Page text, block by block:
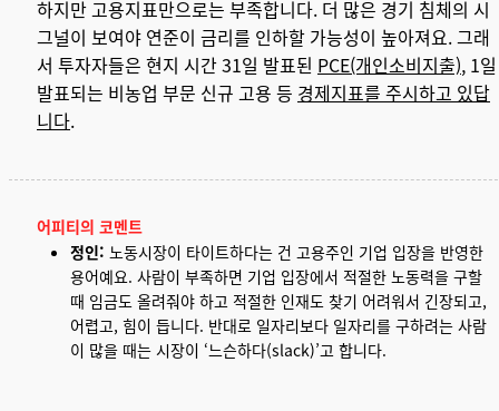
하지만 고용지표만으로는 부족합니다. 더 많은 경기 침체의 시
그널이 보여야 연준이 금리를 인하할 가능성이 높아져요. 그래
서 투자자들은 현지 시간 31일 발표된 PCE(개인소비지출), 1일
발표되는 비농업 부문 신규 고용 등 경제지표를 주시하고 있답
니다.
어피티의 코멘트
정인: 노동시장이 타이트하다는 건 고용주인 기업 입장을 반영한
용어예요. 사람이 부족하면 기업 입장에서 적절한 노동력을 구할
때 임금도 올려줘야 하고 적절한 인재도 찾기 어려워서 긴장되고,
어렵고, 힘이 듭니다. 반대로 일자리보다 일자리를 구하려는 사람
이 많을 때는 시장이 ‘느슨하다(slack)’고 합니다.